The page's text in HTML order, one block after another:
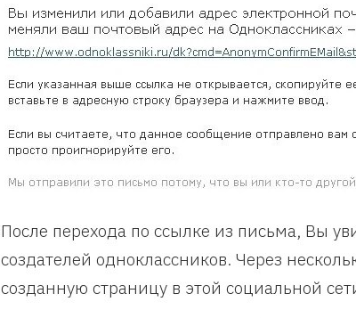
После перехода по ссылке из письма, Вы
создателей одноклассников. Через
созданную страницу в этой социальной